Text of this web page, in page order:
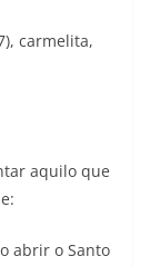
carmelita,
aquilo que
abrir o Santo